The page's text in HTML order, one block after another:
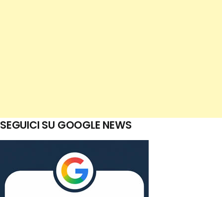
SEGUICI SU GOOGLE NEWS